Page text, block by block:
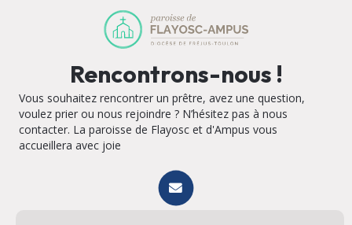
Rencontrons-nous !
Vous souhaitez rencontrer un prêtre, avez une question,
voulez prier ou nous rejoindre ? N’hésitez pas à nous
contacter. La paroisse de Flayosc et d'Ampus vous
accueillera avec joie